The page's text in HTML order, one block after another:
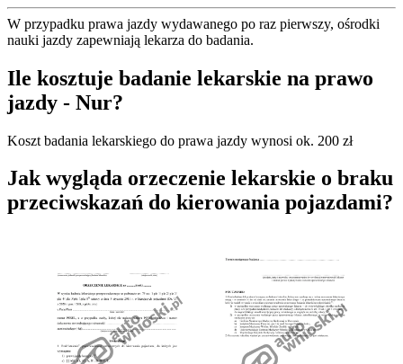
W przypadku prawa jazdy wydawanego po raz pierwszy, ośrodki
nauki jazdy zapewniają lekarza do badania.
Ile kosztuje badanie lekarskie na prawo
jazdy - Nur?
Koszt badania lekarskiego do prawa jazdy wynosi ok. 200 zł
Jak wygląda orzeczenie lekarskie o braku
przeciwskazań do kierowania pojazdami?